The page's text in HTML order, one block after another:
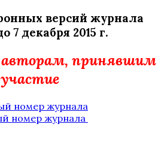
версий журнала
7 декабря 2015 г.
авторам, принявшим
участие
номер журнала
номер журнала